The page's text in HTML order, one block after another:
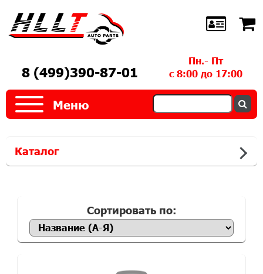
8 (499)390-87-01
Пн.- Пт
с 8:00 до 17:00
Меню
Каталог
Сортировать по: